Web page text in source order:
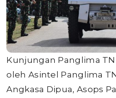
Kunjungan Panglima
oleh Asintel Panglima
Angkasa Dipua, Asops